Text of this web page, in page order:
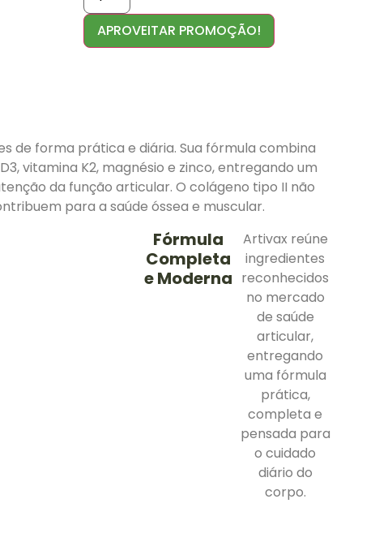
APROVEITAR PROMOÇÃO!
de forma prática e diária. Sua fórmula combina
vitamina K2, magnésio e zinco, entregando um
da função articular. O colágeno tipo II não
para a saúde óssea e muscular.
Fórmula
Completa
e Moderna
Artivax reúne
ingredientes
reconhecidos
no mercado
de saúde
articular,
entregando
uma fórmula
prática,
completa e
pensada para
o cuidado
diário do
corpo.